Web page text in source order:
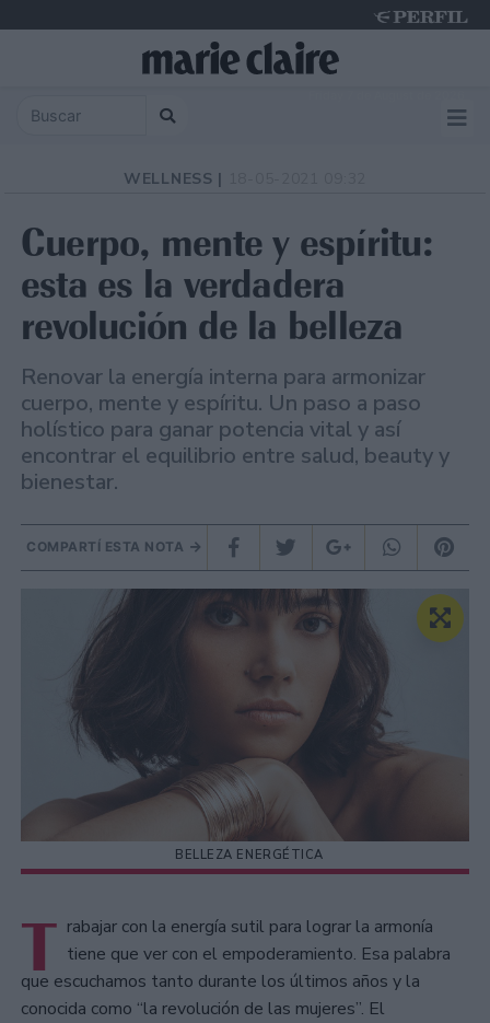
WELLNESS |
Cuerpo, mente y espíritu:
esta es la verdadera
revolución de la belleza
Renovar la energía interna para armonizar
cuerpo, mente y espíritu. Un paso a paso
holístico para ganar potencia vital y así
encontrar el equilibrio entre salud, beauty y
bienestar.
COMPARTÍ ESTA NOTA
BELLEZA ENERGÉTICA
T rabajar con la energía sutil para lograr la armonía
tiene que ver con el empoderamiento. Esa palabra
que escuchamos tanto durante los últimos años y la
conocida como “la revolución de las mujeres”. El